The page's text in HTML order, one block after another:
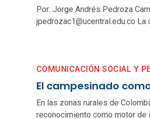
Por: Jorge Andrés Pedroza
jpedrozac1@ucentral.edu.co
El campesinado
COMUNICACIÓN SOCIAL Y
En las zonas rurales de
reconocimiento como motor de